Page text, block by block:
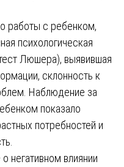
работы с ребенком,
психологическая
Люшера), выявившая
склонность к
Наблюдение за
показало
потребностей и
негативном влиянии